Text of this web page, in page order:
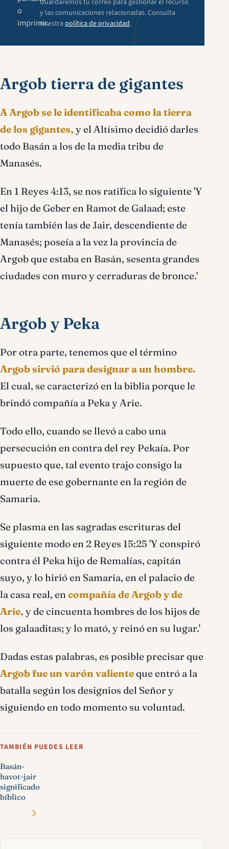
o
imprimir.
Guardaremos tu correo para gestionar el recurso
y las comunicaciones relacionadas. Consulta
nuestra política de privacidad.
Argob tierra de gigantes
A Argob se le identificaba como la tierra
de los gigantes, y el Altísimo decidió darles
todo Basán a los de la media tribu de
Manasés.
En 1 Reyes 4:13, se nos ratifica lo siguiente 'Y
el hijo de Geber en Ramot de Galaad; este
tenía también las de Jair, descendiente de
Manasés; poseía a la vez la provincia de
Argob que estaba en Basán, sesenta grandes
ciudades con muro y cerraduras de bronce.'
Argob y Peka
Por otra parte, tenemos que el término
Argob sirvió para designar a un hombre.
El cual, se caracterizó en la biblia porque le
brindó compañía a Peka y Arie.
Todo ello, cuando se llevó a cabo una
persecución en contra del rey Pekaía. Por
supuesto que, tal evento trajo consigo la
muerte de ese gobernante en la región de
Samaria.
Se plasma en las sagradas escrituras del
siguiente modo en 2 Reyes 15:25 'Y conspiró
contra él Peka hijo de Remalías, capitán
suyo, y lo hirió en Samaria, en el palacio de
la casa real, en compañía de Argob y de
Arie, y de cincuenta hombres de los hijos de
los galaaditas; y lo mató, y reinó en su lugar.'
Dadas estas palabras, es posible precisar que
Argob fue un varón valienteque entró a la
batalla según los designios del Señor y
siguiendo en todo momento su voluntad.
TAMBIÉN PUEDES LEER
Basán-
havot-jair
significado
bíblico